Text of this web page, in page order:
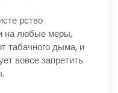
рство
на любые меры,
табачного дыма, и
вовсе запретить